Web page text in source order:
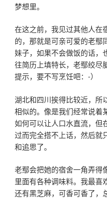
梦想里。
在这之前，我见过其他人在
的，那就是可亲可爱的老鄢
妹子，如果不会做饭的话，
往简历上填特长，老鄢绞尽
提示，要不写烹饪吧：-）
湖北和四川挨得比较近，所
相似的。像是我们经常说着
如何可以让人口水直流，但
过而完全搭不上话，然后就
和追思了。
老鄢会把她的宿舍一角弄得
里面有各种调味料。我最喜
还有黑芝麻，可香可香了，